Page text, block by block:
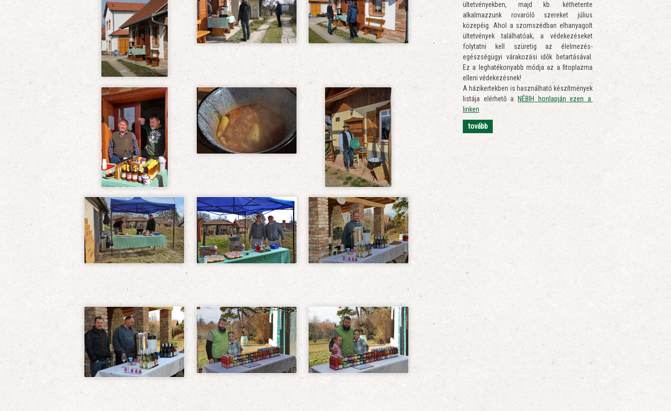
ültetvényekben, majd kb. kéthetente
alkalmazzunk rovarölő szereket július
közepéig. Ahol a szomszédban elhanyagolt
ültetvények találhatóak, a védekezéseket
folytatni kell szüretig az élelmezés-
egészségügyi várakozási idők betartásával.
Ez a leghatékonyabb módja az a fitoplazma
elleni védekezésnek!
A házikertekben is használható készítmények
listája elérhető a
NÉBIH honlapján ezen a
linken
tovább